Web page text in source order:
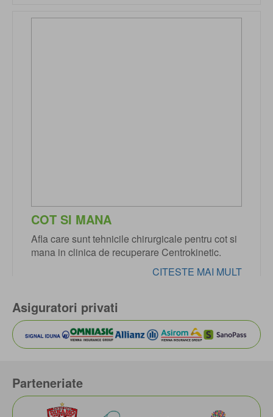
COT SI MANA
Afla care sunt tehnicile chirurgicale pentru cot si
mana in clinica de recuperare Centrokinetic.
CITESTE MAI MULT
Asiguratori privati
Parteneriate